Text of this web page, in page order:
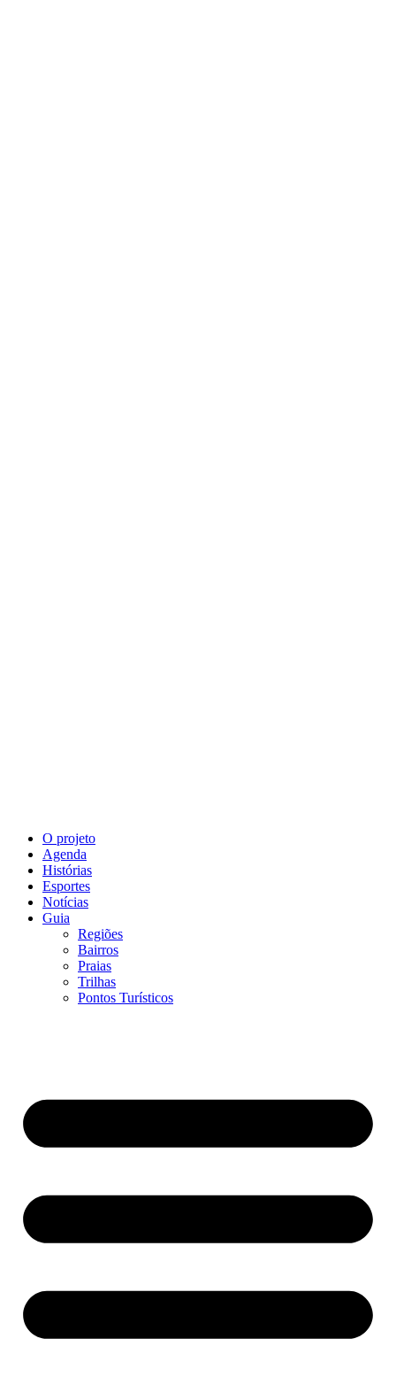
O projeto
Agenda
Histórias
Esportes
Notícias
Guia
Regiões
Bairros
Praias
Trilhas
Pontos Turísticos